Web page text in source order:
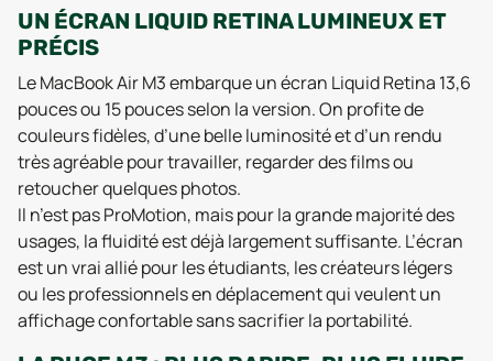
UN ÉCRAN LIQUID RETINA LUMINEUX ET
PRÉCIS
Le MacBook Air M3 embarque un écran Liquid Retina 13,6
pouces ou 15 pouces selon la version. On profite de
couleurs fidèles, d’une belle luminosité et d’un rendu
très agréable pour travailler, regarder des films ou
retoucher quelques photos.
Il n’est pas ProMotion, mais pour la grande majorité des
usages, la fluidité est déjà largement suffisante. L’écran
est un vrai allié pour les étudiants, les créateurs légers
ou les professionnels en déplacement qui veulent un
affichage confortable sans sacrifier la portabilité.